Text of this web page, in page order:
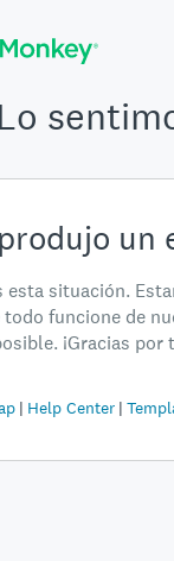
Lo
un
esta situación.
funcione de
¡Gracias por
Help Center